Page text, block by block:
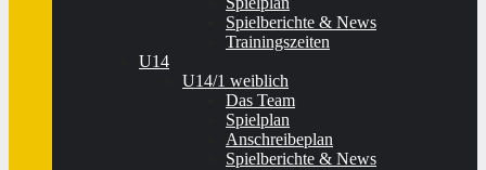
Spielberichte & News
Trainingszeiten
U14
U14/1 weiblich
Das Team
Spielplan
Anschreibeplan
Spielberichte & News